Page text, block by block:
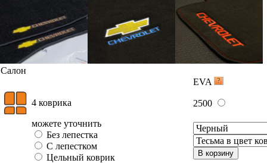
Салон
EVA
4 коврика
2500
можете уточнить
Без лепестка
С лепестком
Цельный коврик
В корзину